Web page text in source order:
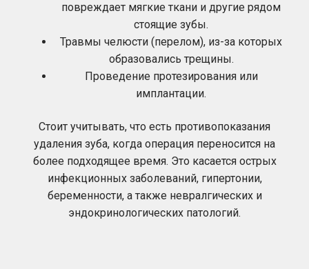
повреждает мягкие ткани и другие рядом
стоящие зубы.
Травмы челюсти (перелом), из-за которых
образовались трещины.
Проведение протезирования или
имплантации.
Стоит учитывать, что есть противопоказания
удаления зуба, когда операция переносится на
более подходящее время. Это касается острых
инфекционных заболеваний, гипертонии,
беременности, а также невралгических и
эндокринологических патологий.